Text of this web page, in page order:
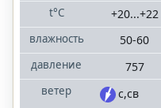
t°C
влажность
давление
ветер
+20...+22
50-60
757
с,св